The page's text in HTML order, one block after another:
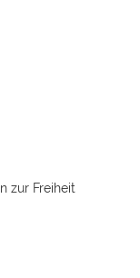
zur Freiheit